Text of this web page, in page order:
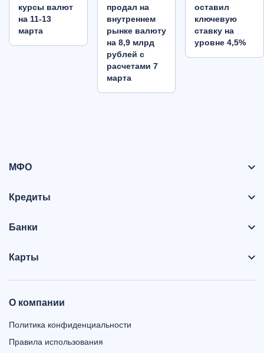
курсы валют
на 11-13
марта
продал на
внутреннем
рынке валюту
на 8,9 млрд
рублей с
расчетами 7
марта
оставил
ключевую
ставку на
уровне 4,5%
МФО
Кредиты
Банки
Карты
О компании
Политика конфиденциальности
Правила использования